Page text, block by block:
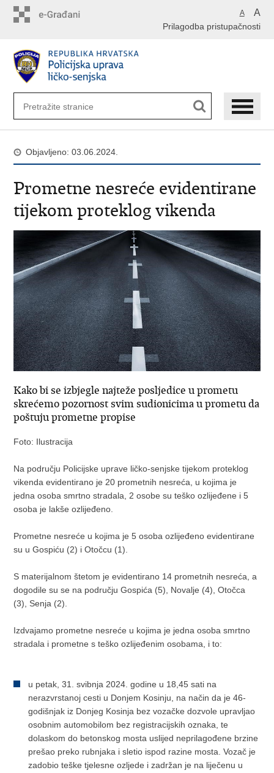
A A
Prilagodba pristupačnosti
Objavljeno: 03.06.2024.
Prometne nesreće evidentirane
tijekom proteklog vikenda
Kako bi se izbjegle najteže posljedice u prometu
skrećemo pozornost svim sudionicima u prometu da
poštuju prometne propise
Foto: Ilustracija
Na području Policijske uprave ličko-senjske tijekom proteklog
vikenda evidentirano je 20 prometnih nesreća, u kojima je
jedna osoba smrtno stradala, 2 osobe su teško ozlijeđene i 5
osoba je lakše ozlijeđeno.
Prometne nesreće u kojima je 5 osoba ozlijeđeno evidentirane
su u Gospiću (2) i Otočcu (1).
S materijalnom štetom je evidentirano 14 prometnih nesreća, a
dogodile su se na području Gospića (5), Novalje (4), Otočca
(3), Senja (2).
Izdvajamo prometne nesreće u kojima je jedna osoba smrtno
stradala i prometne s teško ozlijeđenim osobama, i to:
u petak, 31. svibnja 2024. godine u 18,45 sati na
nerazvrstanoj cesti u Donjem Kosinju, na način da je 46-
godišnjak iz Donjeg Kosinja bez vozačke dozvole upravljao
osobnim automobilom bez registracijskih oznaka, te
dolaskom do betonskog mosta uslijed neprilagođene brzine
prešao preko rubnjaka i sletio ispod razine mosta. Vozač je
zadobio teške tjelesne ozljede i zadržan je na liječenu u